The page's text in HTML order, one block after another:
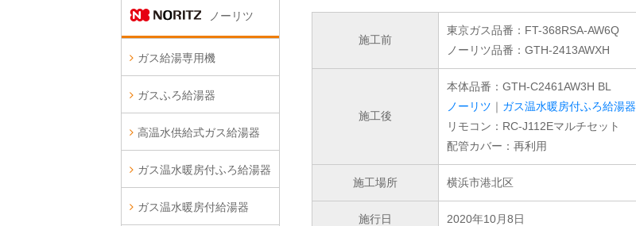
施工前
東京ガス品番：FT-368RSA-AW6Q
ノーリツ品番：GTH-2413AWXH
施工後
本体品番：GTH-C2461AW3H BL
ノーリツ ｜ ガス温水暖房付ふろ給湯器
リモコン：RC-J112Eマルチセット
配管カバー：再利用
施工場所 横浜市港北区
施行日 2020年10月8日
ノーリツ
ガス給湯専用機
ガスふろ給湯器
高温水供給式ガス給湯器
ガス温水暖房付ふろ給湯器
ガス温水暖房付給湯器